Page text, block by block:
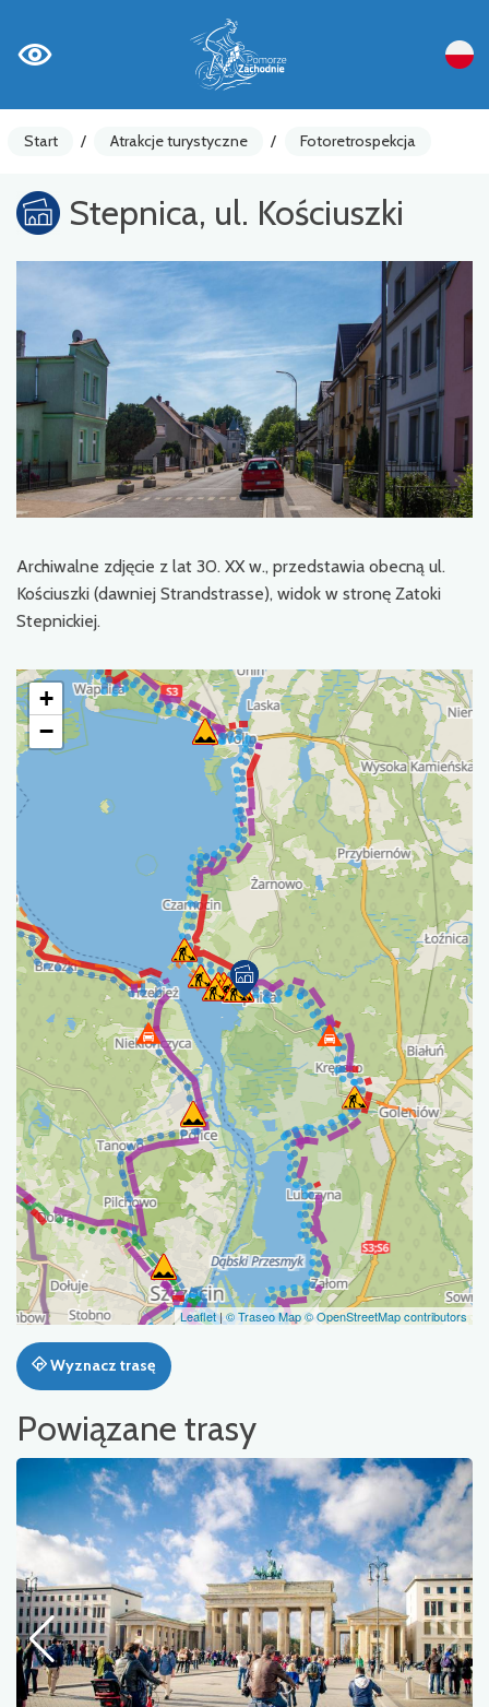
Start / Atrakcje turystyczne / Fotoretrospekcja
Stepnica, ul. Kościuszki
Archiwalne zdjęcie z lat 30. XX w., przedstawia obecną ul.
Kościuszki (dawniej Strandstrasse), widok w stronę Zatoki
Stepnickiej.
+
−
Leaflet|© Traseo Map© OpenStreetMap contributors
Wyznacz trasę
Powiązane trasy